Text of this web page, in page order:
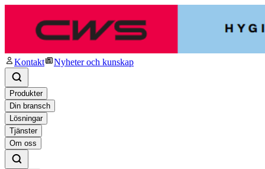
Kontakt Nyheter och kunskap
Produkter
Din bransch
Lösningar
Tjänster
Om oss